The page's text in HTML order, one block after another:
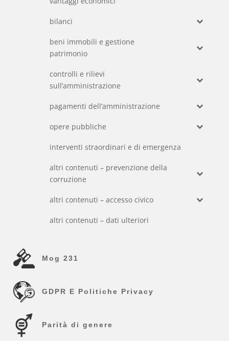
bilanci
beni immobili e gestione
patrimonio
controlli e rilievi
sull’amministrazione
pagamenti dell’amministrazione
opere pubbliche
interventi straordinari e di emergenza
altri contenuti – prevenzione della
corruzione
altri contenuti – accesso civico
altri contenuti – dati ulteriori
Mog 231
GDPR E Politiche Privacy
Parità di genere